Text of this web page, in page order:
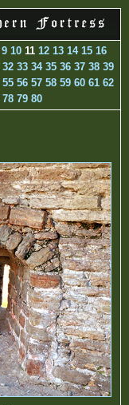
9 10 11 12 13 14 15 16
32 33 34 35 36 37 38 39
55 56 57 58 59 60 61 62
78 79 80